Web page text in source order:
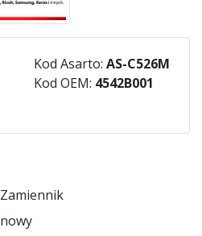
Kod Asarto: AS-C526M
Kod OEM: 4542B001
Zamiennik
nowy